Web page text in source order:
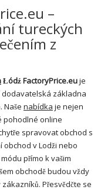
–
tureckých
z
Łódź FactoryPrice.euje
základna
Naše nabídka je nejen
pohodlné online
spravovat obchod s
v Lodži nebo
přímo k vašim
obchodě budou vždy
Přesvědčte se